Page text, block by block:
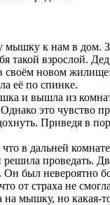
мышку к нам в дом.
такой взрослой.
своём новом
её по спинке.
и вышла из
это чувство
Приведя в
в дальней комнате
проведать.
был невероятно
от страха не
мышку, но какая-